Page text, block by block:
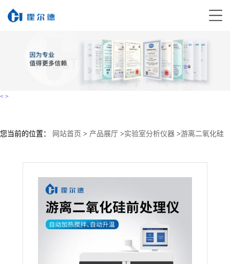
< >
您当前的位置： 网站首页 > 产品展厅 >实验室分析仪器 >游离二氧化硅